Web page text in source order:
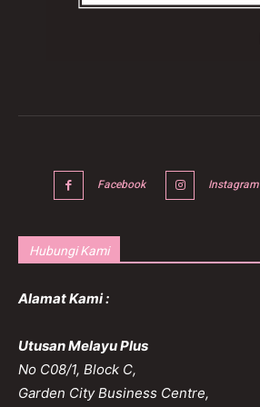
Facebook Instagram
Hubungi Kami
Alamat Kami :
Utusan Melayu Plus
No C08/1, Block C,
Garden City Business Centre,